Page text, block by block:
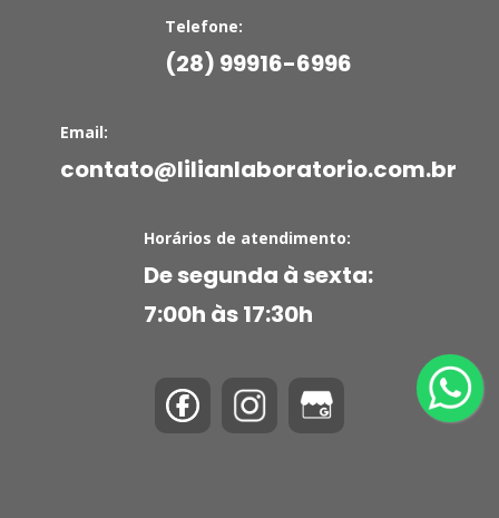
Telefone:
(28) 99916-6996
Email:
contato@lilianlaboratorio.com.br
Horários de atendimento:
De segunda à sexta:
7:00h às 17:30h